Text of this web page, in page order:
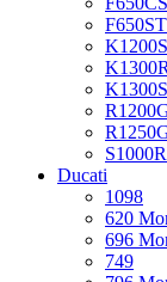
Ducati
1098
620
696
749